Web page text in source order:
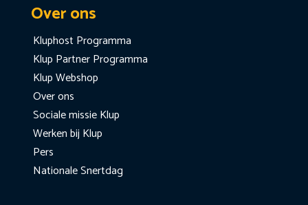
Over ons
Kluphost Programma
Klup Partner Programma
Klup Webshop
Over ons
Sociale missie Klup
Werken bij Klup
Pers
Nationale Snertdag